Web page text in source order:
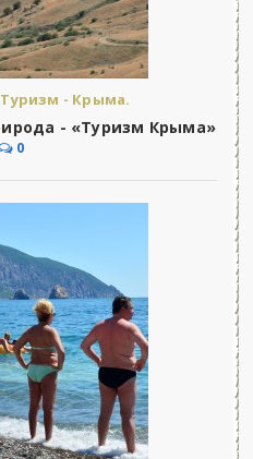
Туризм - Крыма.
- «Туризм Крыма»
0